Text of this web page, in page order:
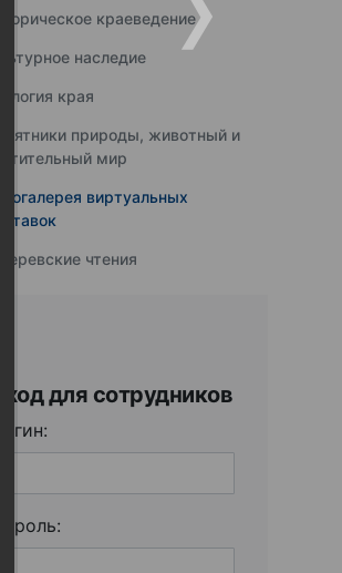
краеведение
наследие
края
природы, животный и
мир
виртуальных
чтения
Вход для сотрудников
Логин:
Пароль: